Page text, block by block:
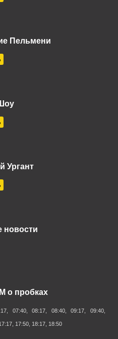
Пельмени
Ургант
новости
о пробках
07:40, 08:17, 08:40, 09:17, 09:40,
17:50, 18:17, 18:50